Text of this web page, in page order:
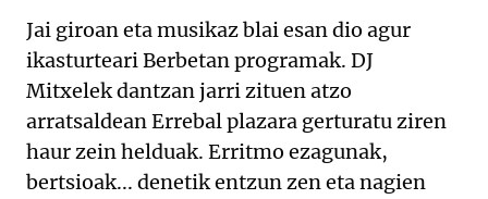
Jai giroan eta musikaz blai esan dio agur
ikasturteari Berbetan programak. DJ
Mitxelek dantzan jarri zituen atzo
arratsaldean Errebal plazara gerturatu ziren
haur zein helduak. Erritmo ezagunak,
bertsioak... denetik entzun zen eta nagien